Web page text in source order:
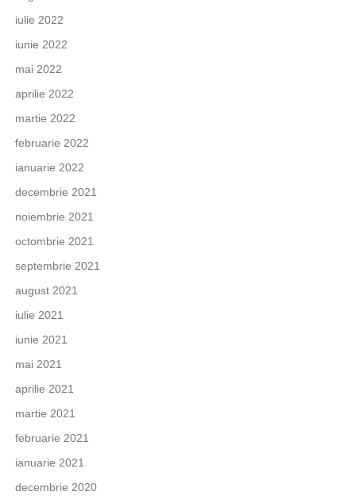
iulie 2022
iunie 2022
mai 2022
aprilie 2022
martie 2022
februarie 2022
ianuarie 2022
decembrie 2021
noiembrie 2021
octombrie 2021
septembrie 2021
august 2021
iulie 2021
iunie 2021
mai 2021
aprilie 2021
martie 2021
februarie 2021
ianuarie 2021
decembrie 2020